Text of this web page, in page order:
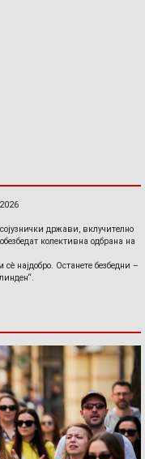
држави, вклучително
колективна одбрана на
најдобро. Останете безбедни –